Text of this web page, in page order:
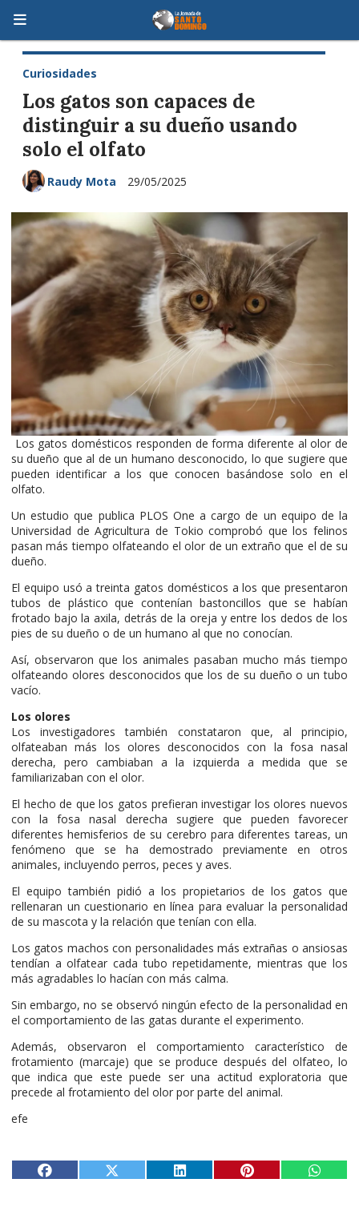
Los gatos son capaces de
distinguir a su dueño usando
solo el olfato
Curiosidades
29/05/2025
Raudy Mota
Los gatos domésticos responden de forma diferente al olor de
su dueño que al de un humano desconocido, lo que sugiere que
pueden identificar a los que conocen basándose solo en el
olfato.
Un estudio que publica PLOS One a cargo de un equipo de la
Universidad de Agricultura de Tokio comprobó que los felinos
pasan más tiempo olfateando el olor de un extraño que el de su
dueño.
El equipo usó a treinta gatos domésticos a los que presentaron
tubos de plástico que contenían bastoncillos que se habían
frotado bajo la axila, detrás de la oreja y entre los dedos de los
pies de su dueño o de un humano al que no conocían.
Así, observaron que los animales pasaban mucho más tiempo
olfateando olores desconocidos que los de su dueño o un tubo
vacío.
Los olores
Los investigadores también constataron que, al principio,
olfateaban más los olores desconocidos con la fosa nasal
derecha, pero cambiaban a la izquierda a medida que se
familiarizaban con el olor.
El hecho de que los gatos prefieran investigar los olores nuevos
con la fosa nasal derecha sugiere que pueden favorecer
diferentes hemisferios de su cerebro para diferentes tareas, un
fenómeno que se ha demostrado previamente en otros
animales, incluyendo perros, peces y aves.
El equipo también pidió a los propietarios de los gatos que
rellenaran un cuestionario en línea para evaluar la personalidad
de su mascota y la relación que tenían con ella.
Los gatos machos con personalidades más extrañas o ansiosas
tendían a olfatear cada tubo repetidamente, mientras que los
más agradables lo hacían con más calma.
Sin embargo, no se observó ningún efecto de la personalidad en
el comportamiento de las gatas durante el experimento.
Además, observaron el comportamiento característico de
frotamiento (marcaje) que se produce después del olfateo, lo
que indica que este puede ser una actitud exploratoria que
precede al frotamiento del olor por parte del animal.
efe